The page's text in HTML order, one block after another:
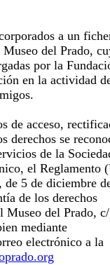
a un
del Prado,
por la
en la actividad
de acceso,
derechos se
de la
el Reglamento
5 de diciembre
de los derechos
Museo del Prado,
mediante
electrónico a la